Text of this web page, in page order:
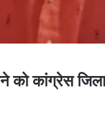
को कांग्रेस